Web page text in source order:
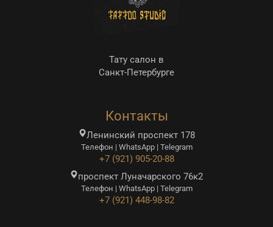
Тату салон в
Санкт-Петербурге
Контакты
Ленинский проспект 178
Телефон | WhatsApp | Telegram
+7 (921) 905-20-88
проспект Луначарского 76к2
Телефон | WhatsApp | Telegram
+7 (921) 448-98-82